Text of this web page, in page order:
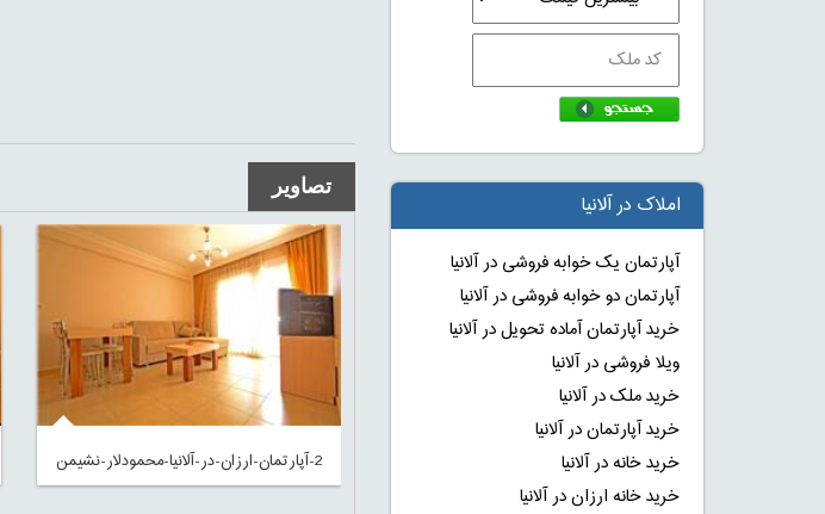
تصاویر
2-آپارتمان-ارزان-در-آلانیا-محمودلار-نشیمن
املاک در آلانیا
آپارتمان یک خوابه فروشی در آلانیا
آپارتمان دو خوابه فروشی در آلانیا
خرید آپارتمان آماده تحویل در آلانیا
ویلا فروشی در آلانیا
خرید ملک در آلانیا
خرید آپارتمان در آلانیا
خرید خانه در آلانیا
خرید خانه ارزان در آلانیا